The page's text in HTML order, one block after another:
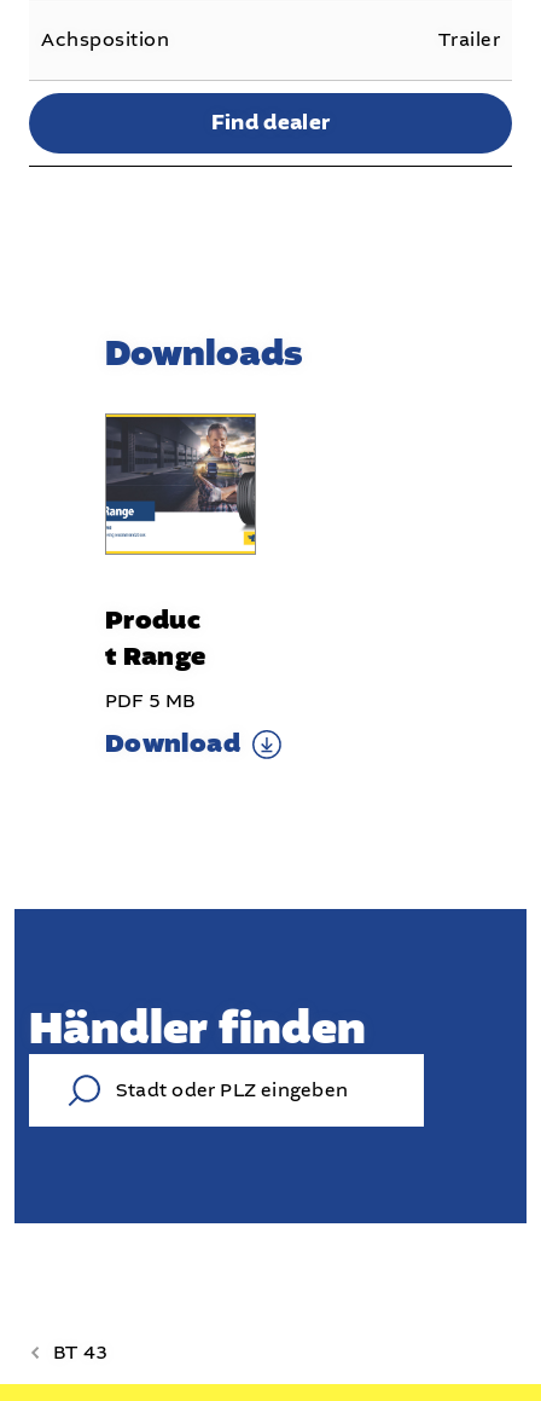
Achsposition Trailer
Find dealer
Downloads
Produc
t Range
PDF 5 MB
Download
Händler finden
BT 43